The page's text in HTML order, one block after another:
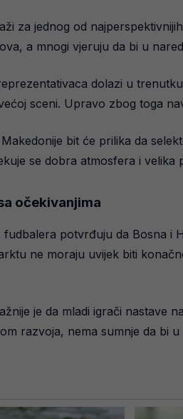
za jednog od
a mnogi vjeruju da bi u
dolazi u
sceni. Upravo zbog toga
bit će prilika da
se dobra atmosfera i velika
očekivanjima
potvrđuju da Bosna i
ne moraju uvijek biti
je da mladi igrači
razvoja, nema sumnje da bi